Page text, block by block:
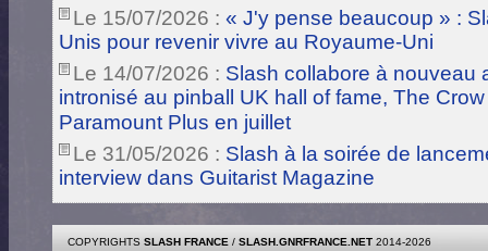
Le 15/07/2026 : « J'y pense beaucoup » :
Unis pour revenir vivre au Royaume-Uni
Le 14/07/2026 : Slash collabore à nouveau
intronisé au pinball UK hall of fame, The
Paramount Plus en juillet
Le 31/05/2026 : Slash à la soirée de
interview dans Guitarist Magazine
COPYRIGHTS SLASH FRANCE / SLASH.GNRFRANCE.NET 2014-2026